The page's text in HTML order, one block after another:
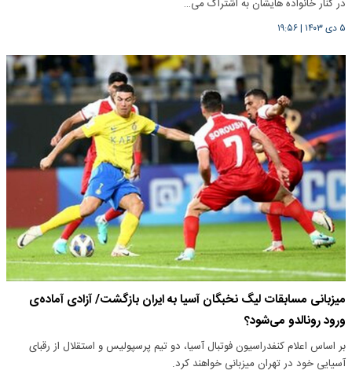
در کنار خانواده هایشان به اشتراک می…
۵ دی ۱۴۰۳ |۱۹:۵۶
میزبانی مسابقات لیگ نخبگان آسیا به ایران بازگشت/ آزادی آماده‌ی
ورود رونالدو می‌شود؟
بر اساس اعلام کنفدراسیون فوتبال آسیا، دو تیم پرسپولیس و استقلال از رقبای
آسیایی خود در تهران میزبانی خواهند کرد.